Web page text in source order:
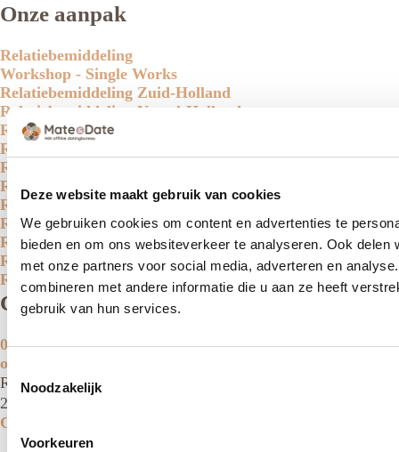
Deze website maakt gebruik van cookies
We gebruiken cookies om content en advertenties te
bieden en om ons websiteverkeer te analyseren. Ook
met onze partners voor social media, adverteren en
combineren met andere informatie die u aan ze heeft
gebruik van hun services.
Toestemmingsselectie
Noodzakelijk
Voorkeuren
Onze aanpak
Relatiebemiddeling
Workshop - Single Works
Relatiebemiddeling Zuid-Holland
Relatiebemiddeling Noord-Holland
Relatiebemiddeling Den Haag
Relatiebemiddeling Rotterdam
Relatiebemiddeling Amsterdam
Relatiebemiddeling Utrecht
Relatiebemiddeling Leiden
Relatiebemiddeling Eindhoven
Relatiebemiddeling Amersfoort
Relatiebemiddeling Tilburg
Relatiebemiddeling 's-Hertogenbosch
Contact
085 210 17 00
ontmoet@mateanddate.nl
Raadhuisstraat 263
2406 AD Alphen aan den Rijn
Contact